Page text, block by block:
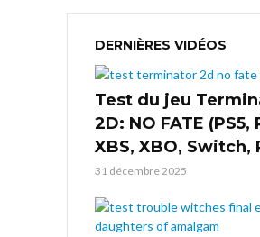
DERNIÈRES VIDÉOS
Test du jeu
2D: NO FATE (PS5,
XBS, XBO, Switch,
31 décembre 2025